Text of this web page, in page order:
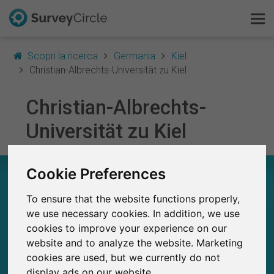
Cookie Preferences
To ensure that the website functions properly,
we use necessary cookies. In addition, we use
cookies to improve your experience on our
website and to analyze the website. Marketing
cookies are used, but we currently do not
Scopri la ricerca Germania
Kiel
Christian-Albrechts-Universität zu Kiel
Christian-Albrechts-
Universität zu Kiel
CHRISTIAN-ALBRECHTS-UNIVERSITÄT ZU
320
Studi pubblicati in precedenza su
SurveyCircle
6
Studi attualmente pubblicati su SurveyCircle
Questo è SurveyCircle
Survey Ranking
Scopri la ricerca
FAQ
Registrati gratis
Accedi